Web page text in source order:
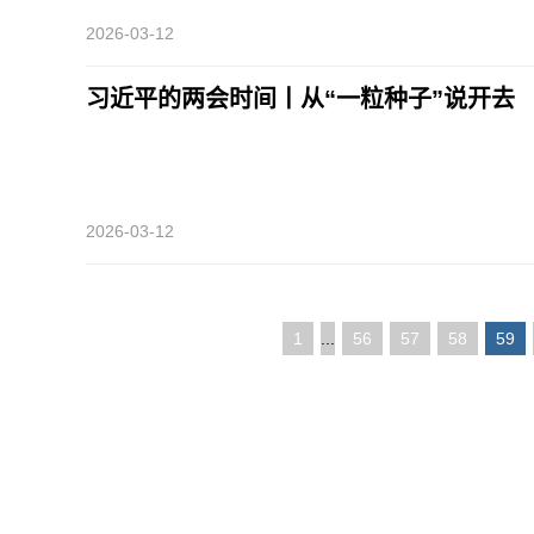
2026-03-12
习近平的两会时间丨从“一粒种子”说开去
2026-03-12
1 56 57 58 59